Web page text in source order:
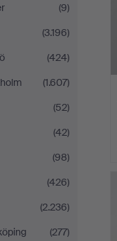
(9)
(3.196)
(424)
(1.607)
(52)
(42)
(98)
(426)
(2.236)
(277)